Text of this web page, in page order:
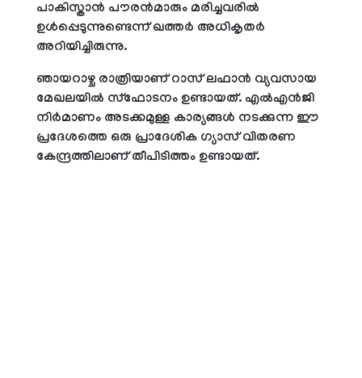
പാകിസ്താന്‍ പൗരന്‍മാരും മരിച്ചവരില്‍
ഉള്‍പ്പെടുന്നുണ്ടെന്ന് ഖത്തര്‍ അധികൃതര്‍
അറിയിച്ചിരുന്നു.
ഞായറാഴ്ച രാത്രിയാണ് റാസ് ലഫാന്‍ വ്യവസായ
മേഖലയില്‍ സ്‌ഫോടനം ഉണ്ടായത്. എല്‍എന്‍ജി
നിര്‍മാണം അടക്കമുള്ള കാര്യങ്ങള്‍ നടക്കുന്ന ഈ
പ്രദേശത്തെ ഒരു പ്രാദേശിക ഗ്യാസ് വിതരണ
കേന്ദ്രത്തിലാണ് തീപിടിത്തം ഉണ്ടായത്.